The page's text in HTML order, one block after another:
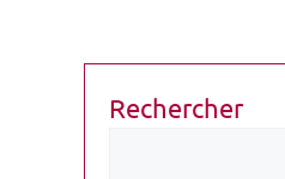
Rechercher